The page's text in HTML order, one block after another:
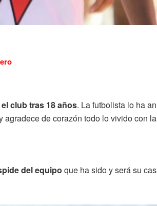
club tras 18 años. La futbolista lo ha
de corazón todo lo vivido con
del equipo que ha sido y será su